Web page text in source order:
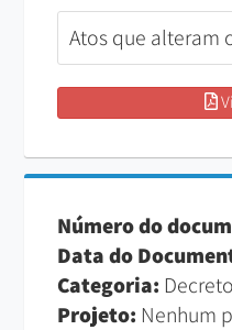
Atos que alteram
Número do
Data do
Categoria:
Projeto: Nenhum